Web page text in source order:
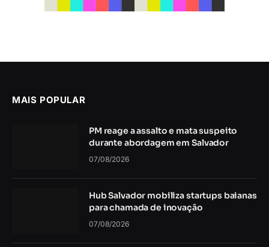
MAIS POPULAR
PM reage a assalto e mata suspeito
durante abordagem em Salvador
07/08/2026
Hub Salvador mobiliza startups baianas
para chamada de inovação
07/08/2026